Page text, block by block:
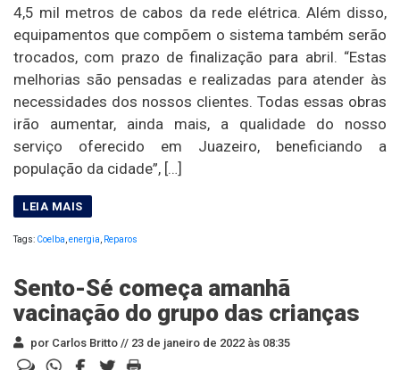
4,5 mil metros de cabos da rede elétrica. Além disso,
equipamentos que compõem o sistema também serão
trocados, com prazo de finalização para abril. “Estas
melhorias são pensadas e realizadas para atender às
necessidades dos nossos clientes. Todas essas obras
irão aumentar, ainda mais, a qualidade do nosso
serviço oferecido em Juazeiro, beneficiando a
população da cidade”, […]
Tags: Coelba energia Reparos
Sento-Sé começa amanhã
vacinação do grupo das crianças
por Carlos Britto // 23 de janeiro de 2022 às 08:35